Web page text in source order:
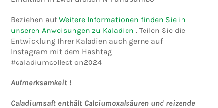
Beziehen auf Weitere Informationen finden Sie in
unseren Anweisungen zu Kaladien . Teilen Sie die
Entwicklung Ihrer Kaladien auch gerne auf
Instagram mit dem Hashtag
#caladiumcollection2024
Aufmerksamkeit !
Caladiumsaft enthält Calciumoxalsäuren und reizende